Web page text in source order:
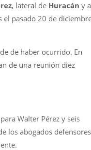
, lateral de Huracán y a
el pasado 20 de
de haber ocurrido. En
de una reunión diez
Walter Pérez y seis
los abogados defensores